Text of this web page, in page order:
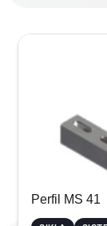
Perfil MS 41